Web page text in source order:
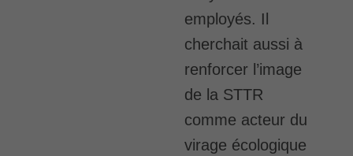
employés. Il
cherchait aussi à
renforcer l’image
de la STTR
comme acteur du
virage écologique